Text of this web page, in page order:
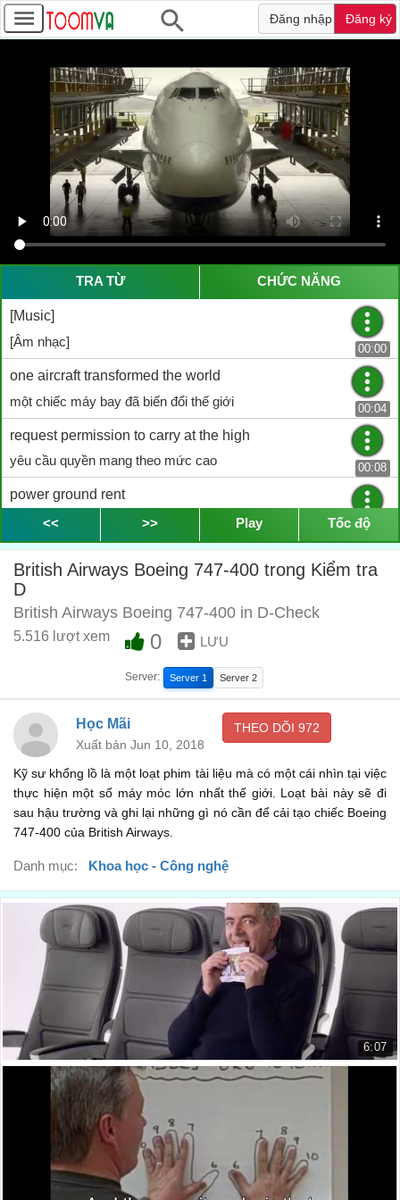
Đăng nhập Đăng ký
TRA TỪ CHỨC NĂNG
[Music]
[Âm nhạc]
00:00
one aircraft transformed the world
một chiếc máy bay đã biến đổi thế giới
00:04
request permission to carry at the high
yêu cầu quyền mang theo mức cao
00:08
power ground rent
điện mặt đất cho thuê
00:10
with two decks carrying over 500
với hai sàn mang trên 500
passengers
hành khách
and wings the width of a football pitch
và cánh chiều rộng của một sân bóng đá
it was twice the size of any airliner
nó gấp đôi kích thước của bất kỳ máy bay nào
00:23
before
trước
the Boeing 747
chiếc Boeing 747
00:28
affectionately known as the jumbo jet
trìu mến gọi là máy bay phản lực jumbo
okay going up on 104
đi lên trên 104
00:38
it's still an engineering marvel
nó vẫn là một điều kỳ diệu
it's just awesome the power of these
nó chỉ là tuyệt vời sức mạnh của những
<< >> Play Tốc độ
British Airways Boeing 747-400 trong Kiểm tra
D
British Airways Boeing 747-400 in D-Check
5.516 lượt xem 0 LƯU
Server: Server 1 Server 2
Học Mãi
Xuất bản Jun 10, 2018
THEO DÕI 972
Kỹ sư khổng lồ là một loạt phim tài liệu mà có một cái nhìn tại việc
thực hiện một số máy móc lớn nhất thế giới. Loạt bài này sẽ đi
sau hậu trường và ghi lại những gì nó cần để cải tạo chiếc Boeing
747-400 của British Airways.
Danh mục: Khoa học - Công nghệ
6:07
British Airways video an toàn - đạo diễn cắt
British Airways safety video - d...
7.684 lượt xem